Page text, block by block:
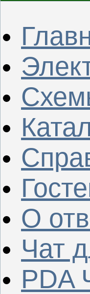
О
Чат
PDA